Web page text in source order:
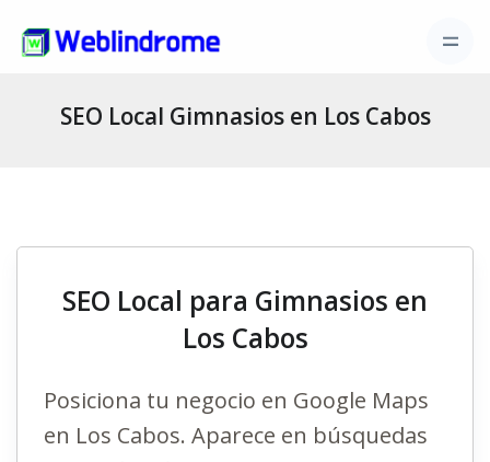
SEO Local Gimnasios en Los Cabos
SEO Local para Gimnasios en
Los Cabos
Posiciona tu negocio en Google Maps
en Los Cabos. Aparece en búsquedas